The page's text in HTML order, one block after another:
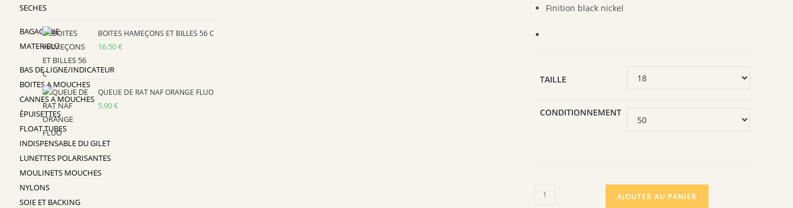
SECHES
BAGAGERIE
MATERIEL
BAS DE LIGNE/INDICATEUR
BOITES A MOUCHES
CANNES A MOUCHES
ÉPUISETTES
FLOAT TUBES
INDISPENSABLE DU GILET
LUNETTES POLARISANTES
MOULINETS MOUCHES
NYLONS
SOIE ET BACKING
Finition black nickel
TAILLE
CONDITIONNEMENT
quantité
AJOUTER AU PANIER
BOITES HAMEÇONS ET BILLES 56 C
16.50€
QUEUE DE RAT NAF ORANGE FLUO
5.90€